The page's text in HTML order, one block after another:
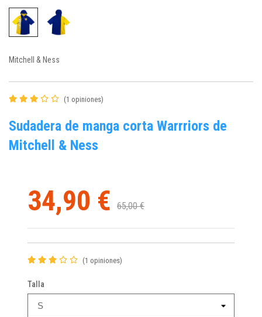
Mitchell & Ness
(1 opiniones)
Sudadera de manga corta Warrriors de
Mitchell & Ness
34,90 € 65,00 €
(1 opiniones)
Talla